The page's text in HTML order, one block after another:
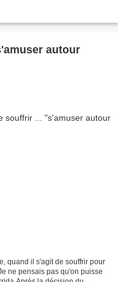
autour
quand il s'agit de souffrir pour
ne pensais pas qu'on puisse